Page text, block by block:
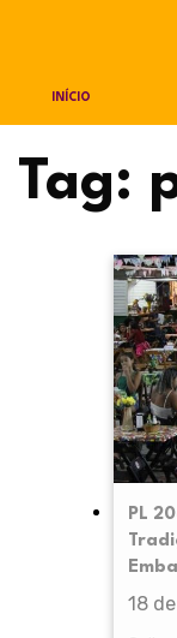
INÍCIO
Tag:
PL
18